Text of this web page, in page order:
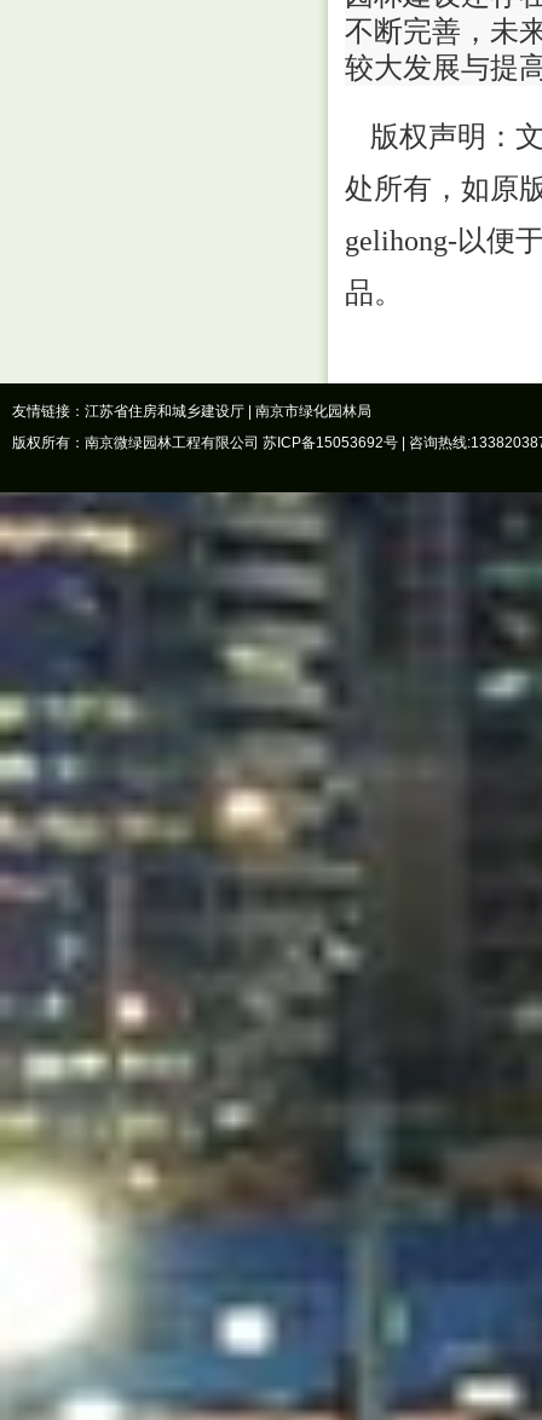
不断完善，未
较大发展与提
版权声明：
处所有，如原
gelihong-以便
品。
友情链接： 江苏省住房和城乡建设厅
南京市绿化园林局
版权所有：南京微绿园林工程有限公司 苏ICP备15053692号 | 咨询热线